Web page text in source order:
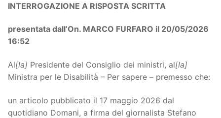
INTERROGAZIONE A RISPOSTA SCRITTA
presentata dall’On. MARCO FURFARO il 20/05/2026
16:52
Al[la] Presidente del Consiglio dei ministri, al[la]
Ministra per le Disabilità – Per sapere – premesso che:
un articolo pubblicato il 17 maggio 2026 dal
quotidiano Domani, a firma del giornalista Stefano